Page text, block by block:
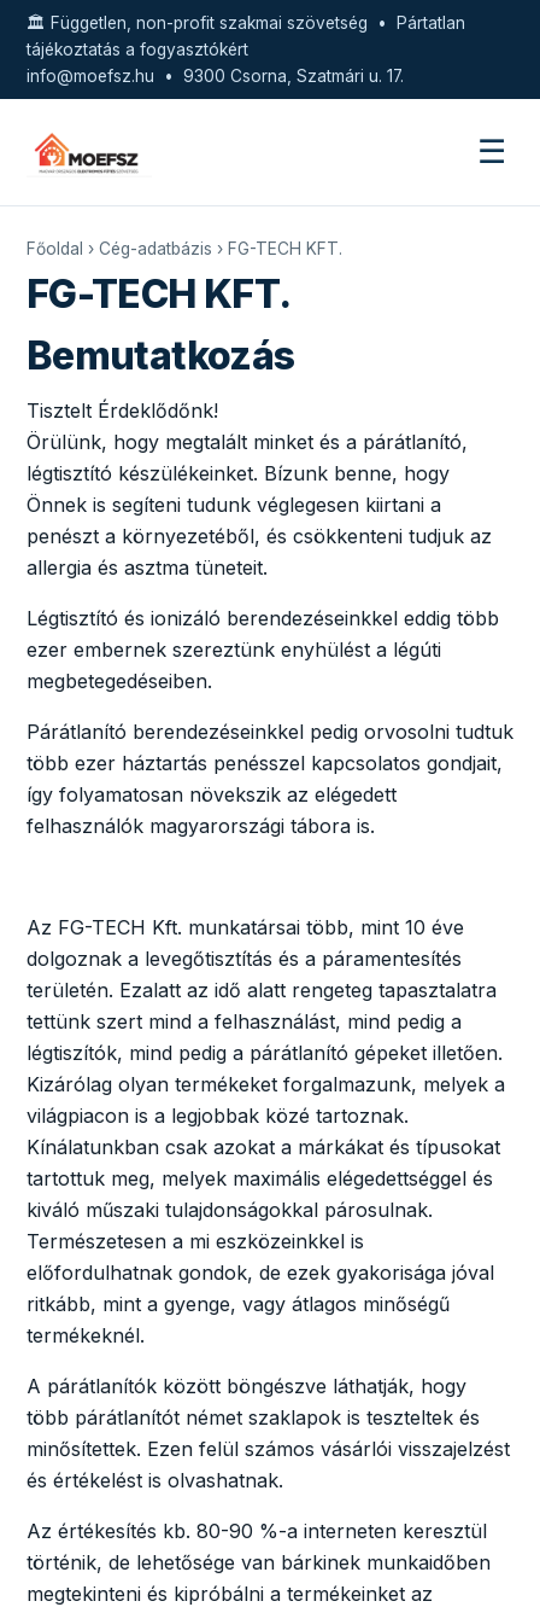
🏛️ Független, non-profit szakmai szövetség • Pártatlan
tájékoztatás a fogyasztókért
info@moefsz.hu • 9300 Csorna, Szatmári u. 17.
☰
Főoldal › Cég-adatbázis › FG-TECH KFT.
FG-TECH KFT.
Bemutatkozás
Tisztelt Érdeklődőnk!
Örülünk, hogy megtalált minket és a párátlanító,
légtisztító készülékeinket. Bízunk benne, hogy
Önnek is segíteni tudunk véglegesen kiirtani a
penészt a környezetéből, és csökkenteni tudjuk az
allergia és asztma tüneteit.
Légtisztító és ionizáló berendezéseinkkel eddig több
ezer embernek szereztünk enyhülést a légúti
megbetegedéseiben.
Párátlanító berendezéseinkkel pedig orvosolni tudtuk
több ezer háztartás penésszel kapcsolatos gondjait,
így folyamatosan növekszik az elégedett
felhasználók magyarországi tábora is.
Az FG-TECH Kft. munkatársai több, mint 10 éve
dolgoznak a levegőtisztítás és a páramentesítés
területén. Ezalatt az idő alatt rengeteg tapasztalatra
tettünk szert mind a felhasználást, mind pedig a
légtiszítók, mind pedig a párátlanító gépeket illetően.
Kizárólag olyan termékeket forgalmazunk, melyek a
világpiacon is a legjobbak közé tartoznak.
Kínálatunkban csak azokat a márkákat és típusokat
tartottuk meg, melyek maximális elégedettséggel és
kiváló műszaki tulajdonságokkal párosulnak.
Természetesen a mi eszközeinkkel is
előfordulhatnak gondok, de ezek gyakorisága jóval
ritkább, mint a gyenge, vagy átlagos minőségű
termékeknél.
A párátlanítók között böngészve láthatják, hogy
több párátlanítót német szaklapok is teszteltek és
minősítettek. Ezen felül számos vásárlói visszajelzést
és értékelést is olvashatnak.
Az értékesítés kb. 80-90 %-a interneten keresztül
történik, de lehetősége van bárkinek munkaidőben
megtekinteni és kipróbálni a termékeinket az